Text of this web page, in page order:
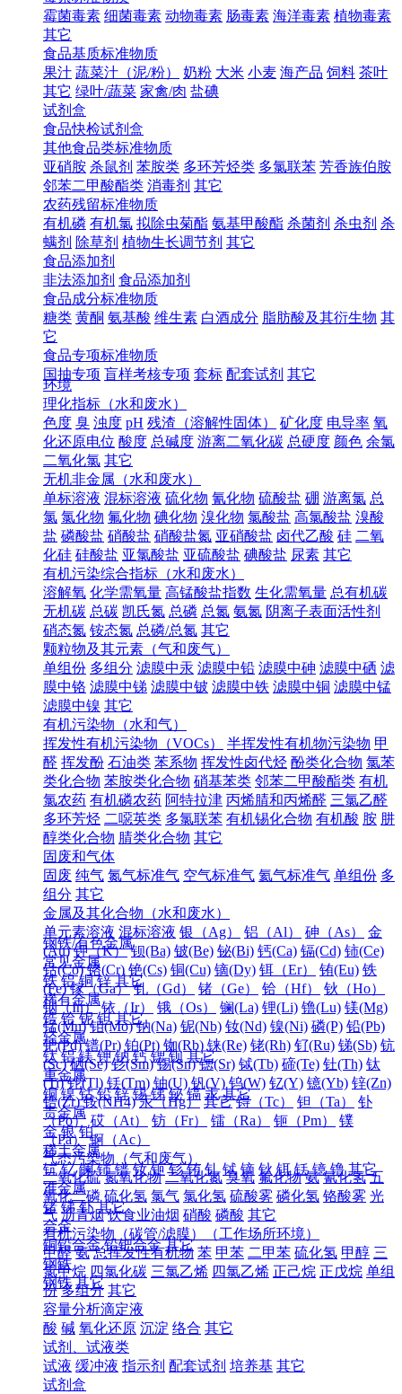
霉菌毒素 细菌毒素 动物毒素 肠毒素 海洋毒素 植物毒素
其它
食品基质标准物质
果汁 蔬菜汁（泥/粉） 奶粉 大米 小麦 海产品 饲料 茶叶
其它 绿叶/蔬菜 家禽/肉 盐碘
试剂盒
食品快检试剂盒
其他食品类标准物质
亚硝胺 杀鼠剂 苯胺类 多环芳烃类 多氯联苯 芳香族伯胺
邻苯二甲酸酯类 消毒剂 其它
农药残留标准物质
有机磷 有机氯 拟除虫菊酯 氨基甲酸酯 杀菌剂 杀虫剂 杀
螨剂 除草剂 植物生长调节剂 其它
食品添加剂
非法添加剂 食品添加剂
食品成分标准物质
糖类 黄酮 氨基酸 维生素 白酒成分 脂肪酸及其衍生物 其
它
食品专项标准物质
国抽专项 盲样考核专项 套标 配套试剂 其它
环境
理化指标（水和废水）
色度 臭 浊度 pH 残渣（溶解性固体） 矿化度 电导率 氧
化还原电位 酸度 总碱度 游离二氧化碳 总硬度 颜色 余氯
二氧化氯 其它
无机非金属（水和废水）
单标溶液 混标溶液 硫化物 氰化物 硫酸盐 硼 游离氯 总
氯 氯化物 氟化物 碘化物 溴化物 氯酸盐 高氯酸盐 溴酸
盐 磷酸盐 硝酸盐 硝酸盐氮 亚硝酸盐 卤代乙酸 硅 二氧
化硅 硅酸盐 亚氯酸盐 亚硫酸盐 碘酸盐 尿素 其它
有机污染综合指标（水和废水）
溶解氧 化学需氧量 高锰酸盐指数 生化需氧量 总有机碳
无机碳 总碳 凯氏氮 总磷 总氮 氨氮 阴离子表面活性剂
硝态氮 铵态氮 总磷/总氮 其它
颗粒物及其元素（气和废气）
单组份 多组分 滤膜中汞 滤膜中铅 滤膜中砷 滤膜中硒 滤
膜中铬 滤膜中锑 滤膜中铍 滤膜中铁 滤膜中铜 滤膜中锰
滤膜中镍 其它
有机污染物（水和气）
挥发性有机污染物（VOCs）
半挥发性有机物污染物 甲
醛 挥发酚 石油类 苯系物 挥发性卤代烃 酚类化合物 氯苯
类化合物 苯胺类化合物 硝基苯类 邻苯二甲酸酯类 有机
氯农药 有机磷农药 阿特拉津 丙烯腈和丙烯醛 三氯乙醛
多环芳烃 二噁英类 多氯联苯 有机锡化合物 有机酸 胺 肼
醇类化合物 腈类化合物 其它
固废和气体
固废 纯气 氮气标准气 空气标准气 氦气标准气 单组份 多
组分 其它
金属及其化合物（水和废水）
单元素溶液 混标溶液 银（Ag） 铝（Al） 砷（As）
金
(Au) 钾（K） 钡(Ba) 铍(Be) 铋(Bi) 钙(Ca) 镉(Cd) 铈(Ce)
钴(Co) 铬(Cr) 铯(Cs) 铜(Cu) 镝(Dy) 铒（Er） 铕(Eu) 铁
(Fe) 镓（Ga） 钆（Gd） 锗（Ge） 铪（Hf）
钬（Ho）
铟（In） 铱（Ir） 锇（Os） 镧(La) 锂(Li) 镥(Lu) 镁(Mg)
锰(Mn) 钼(Mo) 钠(Na) 铌(Nb) 钕(Nd) 镍(Ni) 磷(P) 铅(Pb)
钯(Pd) 镨(Pr) 铂(Pt) 铷(Rb) 铼(Re) 铑(Rh) 钌(Ru) 锑(Sb) 钪
(Sc) 硒(Se) 钐(Sm) 锡(Sn) 锶(Sr) 铽(Tb) 碲(Te) 钍(Th) 钛
(Ti) 铊(Tl) 铥(Tm) 铀(U) 钒(V) 钨(W) 钇(Y) 镱(Yb) 锌(Zn)
锆(Zr) 铵(NH4) 汞（Hg） 其它 锝（Tc） 钽（Ta）
钋
（Po） 砹（At） 钫（Fr） 镭（Ra） 钷（Pm）
镤
（Pa） 锕（Ac）
气态污染物（气和废气）
二氧化硫 氮氧化物 二氧化氮 臭氧 氟化物 氨 氰化氢 五
氧化二磷 硫化氢 氯气 氯化氢 硫酸雾 磷化氢 铬酸雾 光
气 沥青烟 饮食业油烟 硝酸 磷酸 其它
有机污染物（碳管/滤膜）（工作场所环境）
甲醛 氨 总挥发性有机物 苯 甲苯 二甲苯 硫化氢 甲醇 三
氯甲烷 四氯化碳 三氯乙烯 四氯乙烯 正己烷 正戊烷 单组
份 多组分 其它
容量分析滴定液
酸 碱 氧化还原 沉淀 络合 其它
试剂、试液类
试液 缓冲液 指示剂 配套试剂 培养基 其它
试剂盒
钢铁/有色金属
常见金属
铁 铝 铜 锌 其它
稀有金属
锆 铪 铌 钽 其它
轻金属
钛 铝 镁 钾 钠 钙 锶 钡 其它
重金属
铜 镍 钴 铅 锌 锡 锑 铋 镉 汞 其它
贵金属
金 银 铂
稀土金属
钪 钇 镧 铈 镨 钕 钷 钐 铕 钆 铽 镝 钬 铒 铥 镱 镥 其它
准金属
锗 锑 钋 其它
合金
铜铅合金 铅钯合金 其它
钢铁
钢铁 其它